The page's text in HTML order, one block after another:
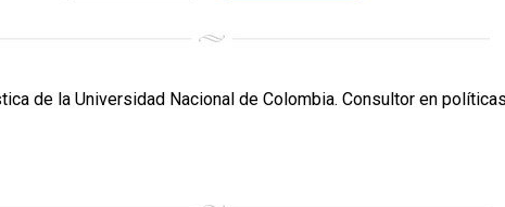
de la Universidad Nacional de Colombia. Consultor en